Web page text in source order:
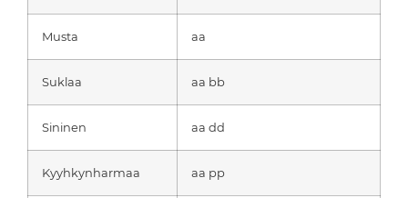
Musta aa
Suklaa aa bb
Sininen aa dd
Kyyhkynharmaa aa pp